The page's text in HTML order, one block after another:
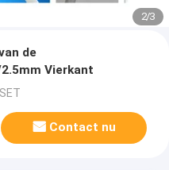
2/3
de
Vierkant
Contact nu